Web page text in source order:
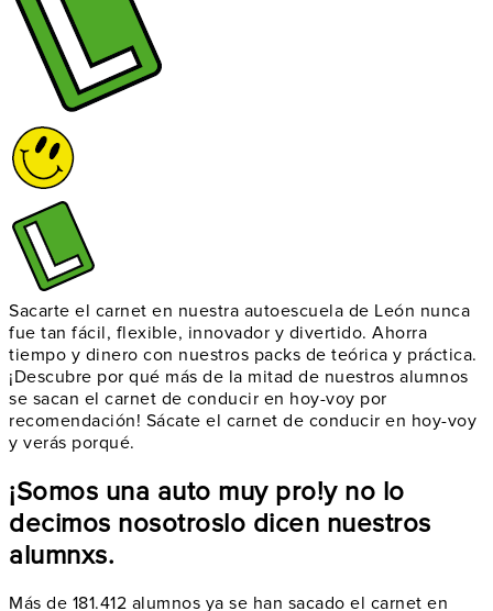
Sacarte el carnet en nuestra autoescuela de León nunca
fue tan fácil, flexible, innovador y divertido. Ahorra
tiempo y dinero con nuestros packs de teórica y práctica.
¡Descubre por qué más de la mitad de nuestros alumnos
se sacan el carnet de conducir en hoy-voy por
recomendación! Sácate el carnet de conducir en hoy-voy
y verás porqué.
¡Somos una auto muy pro!y no lo
decimos nosotroslo dicen nuestros
alumnxs.
Más de 181.412 alumnos ya se han sacado el carnet en